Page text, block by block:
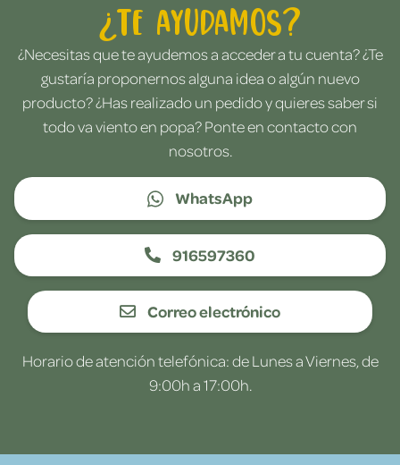
¿Te ayudamos?
¿Necesitas que te ayudemos a acceder a tu cuenta? ¿Te
gustaría proponernos alguna idea o algún nuevo
producto? ¿Has realizado un pedido y quieres saber si
todo va viento en popa? Ponte en contacto con
nosotros.
WhatsApp
916597360
Correo electrónico
Horario de atención telefónica: de Lunes a Viernes, de
9:00h a 17:00h.